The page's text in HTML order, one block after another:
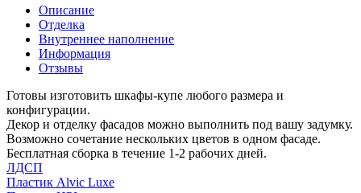
Описание
Отделка
Внутреннее наполнение
Информация
Отзывы
Готовы изготовить шкафы-купе любого размера и
конфигурации.
Декор и отделку фасадов можно выполнить под вашу задумку.
Возможно сочетание нескольких цветов в одном фасаде.
Бесплатная сборка в течение 1-2 рабочих дней.
ЛДСП
Пластик Alvic Luxe